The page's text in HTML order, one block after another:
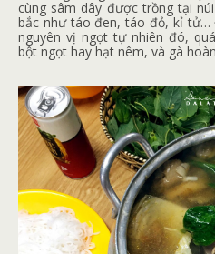
cùng sâm dây được trồng tại
bắc như táo đen, táo đỏ, kỉ tử…
nguyên vị ngọt tự nhiên đó,
bột ngọt hay hạt nêm, và gà